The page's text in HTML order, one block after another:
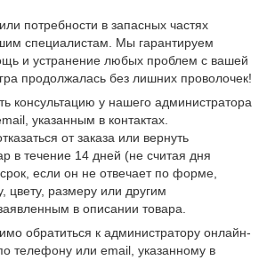
потребности в запасных частях
специалистам. Мы гарантируем
и устранение любых проблем с вашей
продолжалась без лишних проволочек!
консультацию у нашего администратора
указанным в контактах.
от заказа или вернуть
в течение 14 дней (не считая дня
если он не отвечает по форме,
цвету, размеру или другим
в описании товара.
обратиться к администратору онлайн-
телефону или email, указанному в